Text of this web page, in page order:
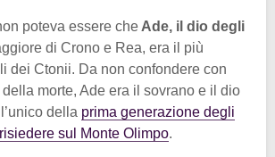
poteva essere che Ade, il dio degli
di Crono e Rea, era il più
dei Ctonii. Da non confondere con
morte, Ade era il sovrano e il dio
della prima generazione degli
sul Monte Olimpo.